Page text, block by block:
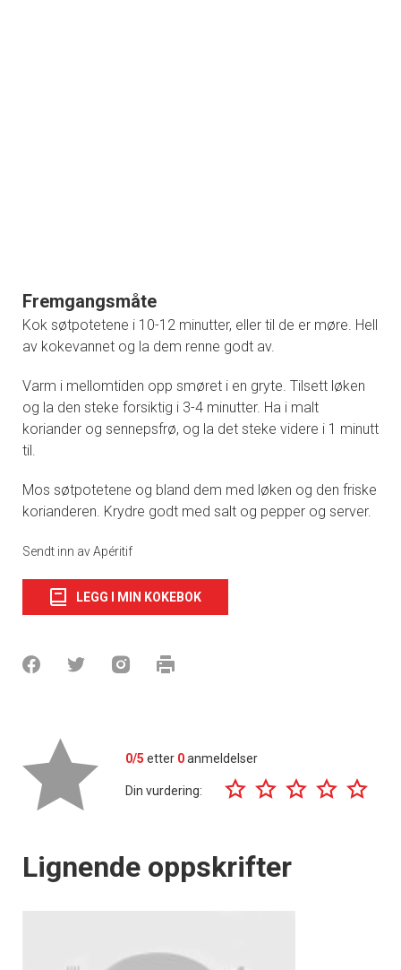
Fremgangsmåte
Kok søtpotetene i 10-12 minutter, eller til de er møre. Hell
av kokevannet og la dem renne godt av.
Varm i mellomtiden opp smøret i en gryte. Tilsett løken
og la den steke forsiktig i 3-4 minutter. Ha i malt
koriander og sennepsfrø, og la det steke videre i 1 minutt
til.
Mos søtpotetene og bland dem med løken og den friske
korianderen. Krydre godt med salt og pepper og server.
Sendt inn av Apéritif
LEGG I MIN KOKEBOK
0/5 etter 0anmeldelser
Din vurdering:
Lignende oppskrifter